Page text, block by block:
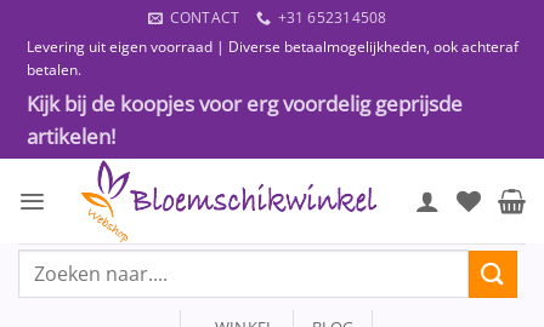
naar
inhoud
CONTACT
+31 652314508
Levering uit eigen voorraad | Diverse betaalmogelijkheden, ook achteraf
betalen.
Kijk bij de koopjes voor erg voordelig geprijsde
artikelen!
Zoeken